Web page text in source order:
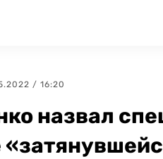
/ 16:20
назвал